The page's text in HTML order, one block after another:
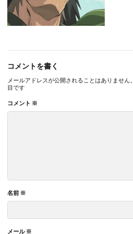
コメントを書く
メールアドレスが公開されることはありません。
目です
コメント ※
名前 ※
メール※